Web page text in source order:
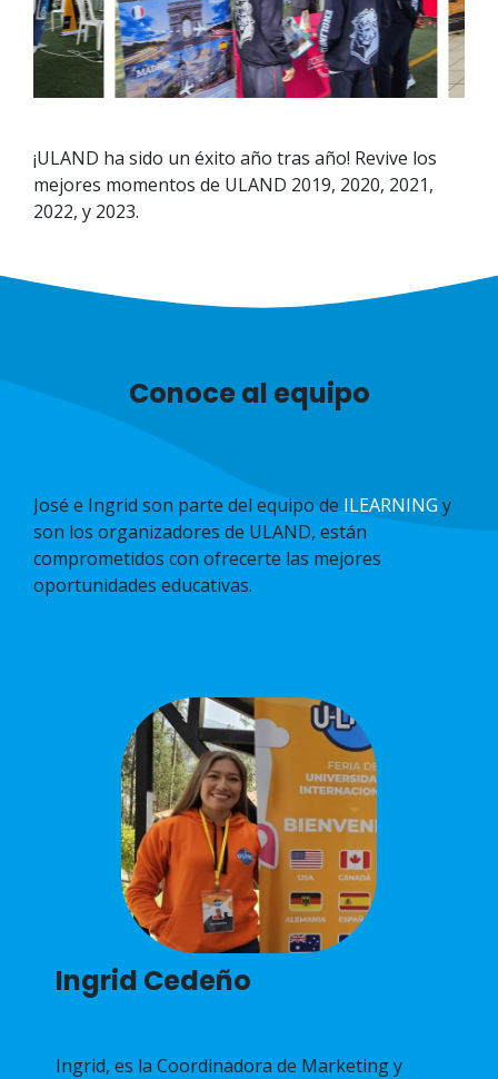
¡ULAND ha sido un éxito año tras año! Revive los
mejores momentos de ULAND 2019, 2020, 2021,
2022, y 2023.
Conoce al equipo
José e Ingrid son parte del equipo de ILEARNING y
son los organizadores de ULAND, están
comprometidos con ofrecerte las mejores
oportunidades educativas.
Ingrid Cedeño
Ingrid, es la Coordinadora de Marketing y